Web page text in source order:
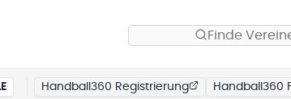
Finde
Handball360 Registrierung Handball360